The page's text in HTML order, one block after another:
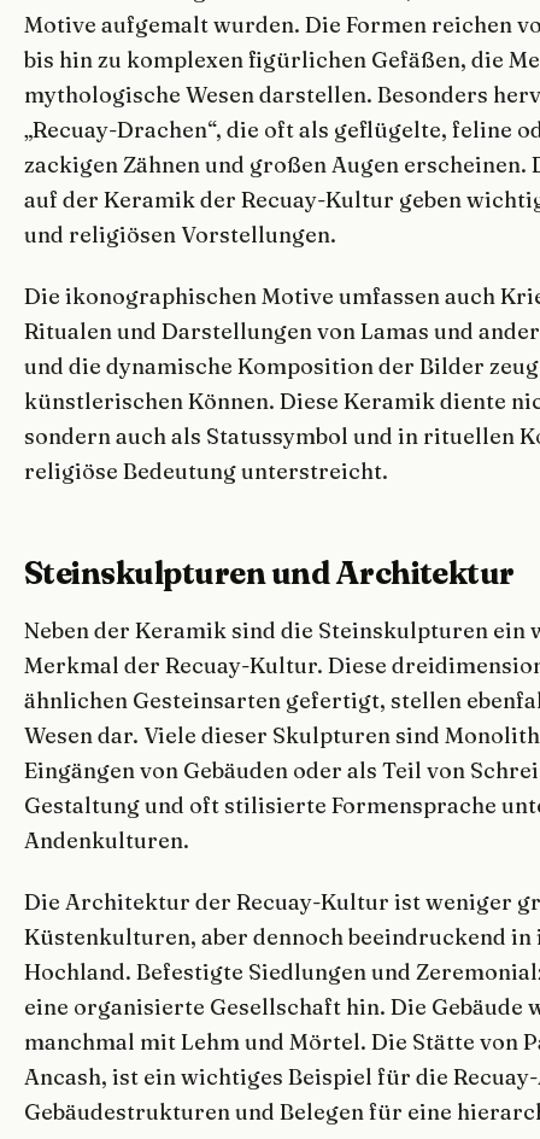
Motive aufgemalt wurden. Die Formen reichen
bis hin zu komplexen figürlichen Gefäßen, die
mythologische Wesen darstellen. Besonders
„Recuay-Drachen“, die oft als geflügelte, feline
zackigen Zähnen und großen Augen
auf der Keramik der Recuay-Kultur geben
und religiösen Vorstellungen.
Die ikonographischen Motive umfassen auch
Ritualen und Darstellungen von Lamas und
und die dynamische Komposition der Bilder
künstlerischen Können. Diese Keramik diente
sondern auch als Statussymbol und in rituellen
religiöse Bedeutung unterstreicht.
Steinskulpturen und Architektur
Neben der Keramik sind die Steinskulpturen ein
Merkmal der Recuay-Kultur. Diese
ähnlichen Gesteinsarten gefertigt, stellen
Wesen dar. Viele dieser Skulpturen sind
Eingängen von Gebäuden oder als Teil von
Gestaltung und oft stilisierte Formensprache
Andenkulturen.
Die Architektur der Recuay-Kultur ist weniger
Küstenkulturen, aber dennoch beeindruckend in
Hochland. Befestigte Siedlungen und
eine organisierte Gesellschaft hin. Die
manchmal mit Lehm und Mörtel. Die Stätte von
Ancash, ist ein wichtiges Beispiel für die
Gebäudestrukturen und Belegen für eine